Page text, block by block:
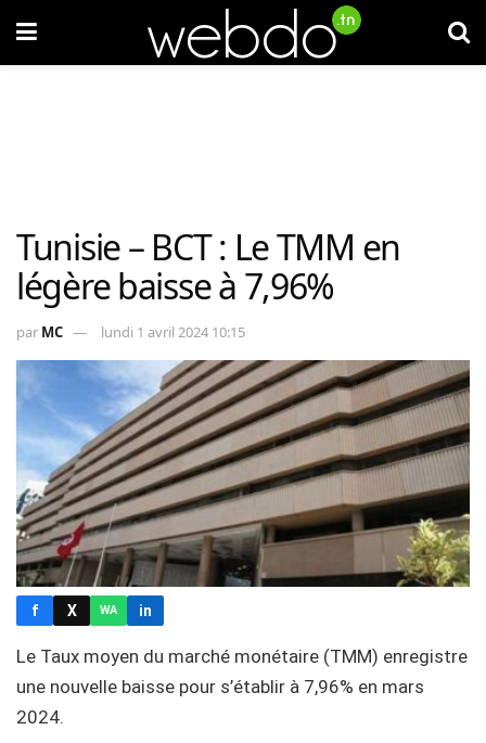
Tunisie – BCT : Le TMM en
légère baisse à 7,96%
par MC lundi 1 avril 2024 10:15
f X WA in
Le Taux moyen du marché monétaire (TMM) enregistre
une nouvelle baisse pour s’établir à 7,96% en mars
2024.